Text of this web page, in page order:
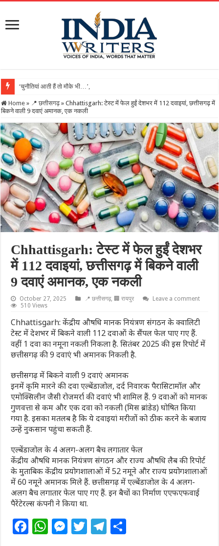
‘चुनौतियां आती हैं तो मौके भी…’, दिल्ली-IIT में मोदी बोले- ‘जिंद
Home » 📍 छत्तीसगढ़ » Chhattisgarh: टेस्ट में फेल हुईं देशभर में 112 दवाइयां, छत्तीसगढ़ में
बिकने वाली 9 दवाएं अमानक, एक नकली
Chhattisgarh: टेस्ट में फेल हुईं देशभर
में 112 दवाइयां, छत्तीसगढ़ में बिकने वाली
9 दवाएं अमानक, एक नकली
October 27, 2025 📍 छत्तीसगढ़, 🏢 रायपुर
Leave a comment
510 Views
Chhattisgarh: केंद्रीय औषधि मानक नियंत्रण संगठन के क्वालिटी
टेस्ट में देशभर में बिकने वाली 112 दवाओं के सैंपल फेल पाए गए हैं.
वहीं 1 दवा का नमूना नकली निकला है. सितंबर 2025 की इस रिपोर्ट में
छत्तीसगढ़ की 9 दवाएं भी अमानक निकली है.
छत्तीसगढ़ में बिकने वाली 9 दवाएं अमानक
इनमें कृमि मारने की दवा एल्बेंडाजोल, दर्द निवारक पैरासिटामॉल और
एमोक्सिलीन जैसी रोजमर्रा की दवाएं भी शामिल हैं. 9 दवाओं को मानक
गुणवत्ता से कम और एक दवा को नकली (मिस ब्रांडेड) घोषित किया
गया है. इसका मतलब है कि ये दवाइयां मरीजों को ठीक करने के बजाय
उन्हें नुकसान पहुंचा सकती हैं.
एल्बेंडाजोल के 4 अलग-अलग बैच लगातार फेल
केंद्रीय औषधि मानक नियंत्रण संगठन और राज्य औषधि लैब की रिपोर्ट
के मुताबिक केंद्रीय प्रयोगशालाओं में 52 नमूने और राज्य प्रयोगशालाओं
में 60 नमूने अमानक मिले हैं. छत्तीसगढ़ में एल्बेंडाजोल के 4 अलग-
अलग बैच लगातार फेल पाए गए हैं. इन बैचों का निर्माण एएफएफवाई
पैरेंटेरल्स कंपनी ने किया था.
F W M T T